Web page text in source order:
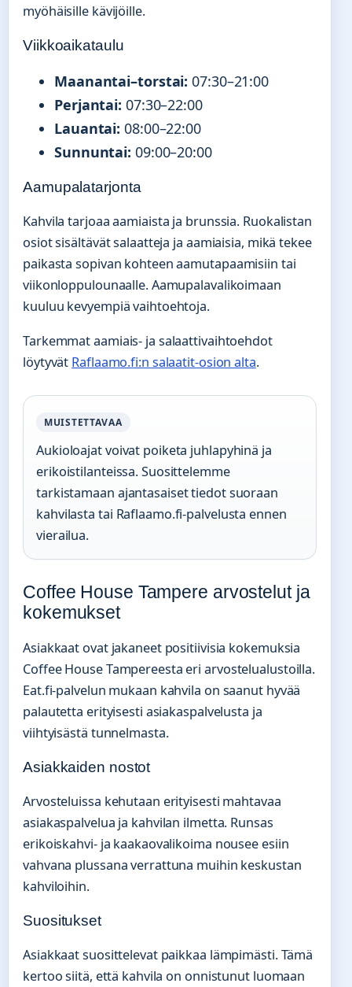
myöhäisille kävijöille.
Viikkoaikataulu
Maanantai–torstai: 07:30–21:00
Perjantai: 07:30–22:00
Lauantai: 08:00–22:00
Sunnuntai: 09:00–20:00
Aamupalatarjonta
Kahvila tarjoaa aamiaista ja brunssia. Ruokalistan
osiot sisältävät salaatteja ja aamiaisia, mikä tekee
paikasta sopivan kohteen aamutapaamisiin tai
viikonloppulounaalle. Aamupalavalikoimaan
kuuluu kevyempiä vaihtoehtoja.
Tarkemmat aamiais- ja salaattivaihtoehdot
löytyvät Raflaamo.fi:n salaatit-osion alta.
MUISTETTAVAA
Aukioloajat voivat poiketa juhlapyhinä ja
erikoistilanteissa. Suosittelemme
tarkistamaan ajantasaiset tiedot suoraan
kahvilasta tai Raflaamo.fi-palvelusta ennen
vierailua.
Coffee House Tampere arvostelut ja
kokemukset
Asiakkaat ovat jakaneet positiivisia kokemuksia
Coffee House Tampereesta eri arvostelualustoilla.
Eat.fi-palvelun mukaan kahvila on saanut hyvää
palautetta erityisesti asiakaspalvelusta ja
viihtyisästä tunnelmasta.
Asiakkaiden nostot
Arvosteluissa kehutaan erityisesti mahtavaa
asiakaspalvelua ja kahvilan ilmetta. Runsas
erikoiskahvi- ja kaakaovalikoima nousee esiin
vahvana plussana verrattuna muihin keskustan
kahviloihin.
Suositukset
Asiakkaat suosittelevat paikkaa lämpimästi. Tämä
kertoo siitä, että kahvila on onnistunut luomaan